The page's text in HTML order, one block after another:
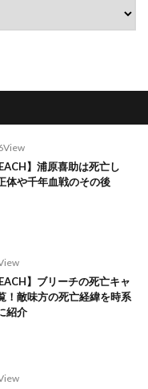
】浦原喜助は死亡し
体や千年血戦のその後
】ブリーチの死亡キャ
！敵味方の死亡経緯を時系
紹介